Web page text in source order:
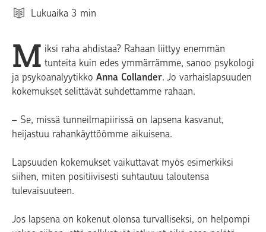
Lukuaika 3 min
M iksi raha ahdistaa? Rahaan liittyy enemmän
tunteita kuin edes ymmärrämme, sanoo psykologi
ja psykoanalyytikko Anna Collander. Jo varhaislapsuuden
kokemukset selittävät suhdettamme rahaan.
– Se, missä tunneilmapiirissä on lapsena kasvanut,
heijastuu rahankäyttöömme aikuisena.
Lapsuuden kokemukset vaikuttavat myös esimerkiksi
siihen, miten positiivisesti suhtautuu taloutensa
tulevaisuuteen.
Jos lapsena on kokenut olonsa turvalliseksi, on helpompi